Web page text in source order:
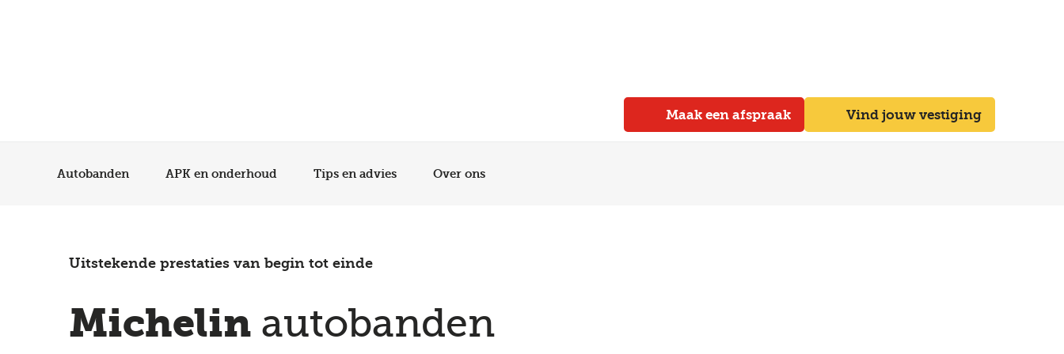
Maak een afspraak Vind jouw vestiging
Autobanden APK en onderhoud Tips en advies Over ons
Uitstekende prestaties van begin tot einde
Michelin autobanden